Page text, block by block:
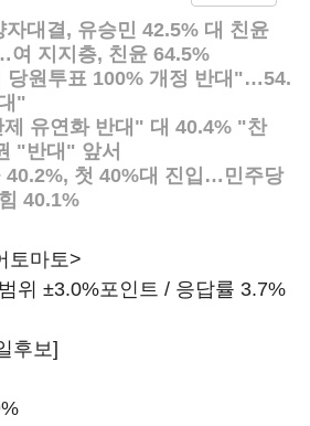
자대결, 유승민 42.5% 대 친윤
여 지지층, 친윤 64.5%
당원투표 100% 개정 반대"…54.
"
유연화 반대" 대 40.4% "찬
"반대" 앞서
40.2%, 첫 40%대 진입…민주당
40.1%
토마토>
위 ±3.0%포인트 / 응답률 3.7%
후보]